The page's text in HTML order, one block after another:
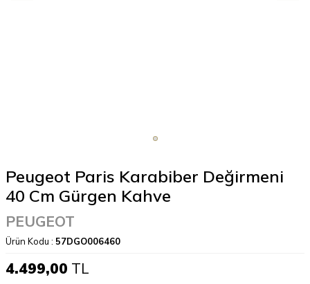
Peugeot Paris Karabiber Değirmeni
40 Cm Gürgen Kahve
PEUGEOT
Ürün Kodu : 57DGO006460
4.499,00 TL